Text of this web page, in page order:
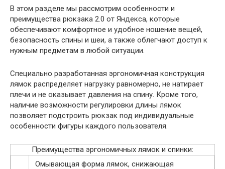
В этом разделе мы рассмотрим особенности и
преимущества рюкзака 2.0 от Яндекса, которые
обеспечивают комфортное и удобное ношение вещей,
безопасность спины и шеи, а также облегчают доступ к
нужным предметам в любой ситуации.
Специально разработанная эргономичная конструкция
лямок распределяет нагрузку равномерно, не натирает
плечи и не оказывает давления на спину. Кроме того,
наличие возможности регулировки длины лямок
позволяет подстроить рюкзак под индивидуальные
особенности фигуры каждого пользователя.
Преимущества эргономичных лямок и спинки:
Омывающая форма лямок, снижающая